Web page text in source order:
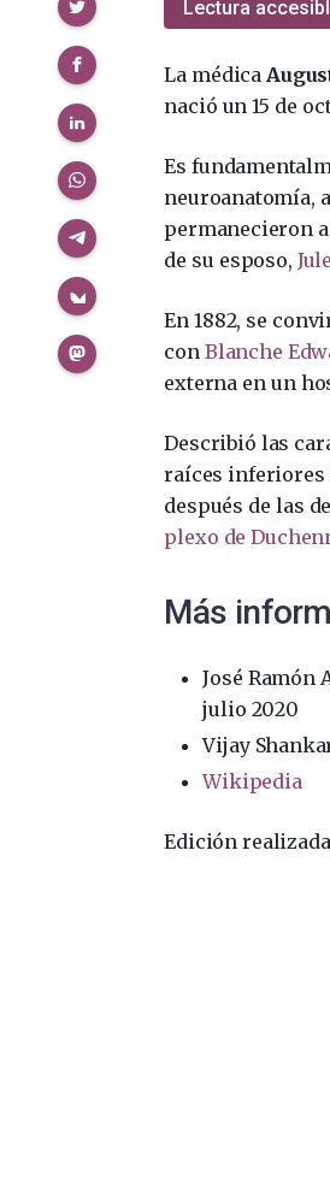
Lectura
La médica
nació un 15 de
Es
neuroanatomía,
permanecieron
de su esposo,
En 1882, se
con Blanche
externa en un
Describió las
raíces inferiores
después de las
plexo de
Más
José Ramón
julio 2020
Vijay
Wikipedia
Edición